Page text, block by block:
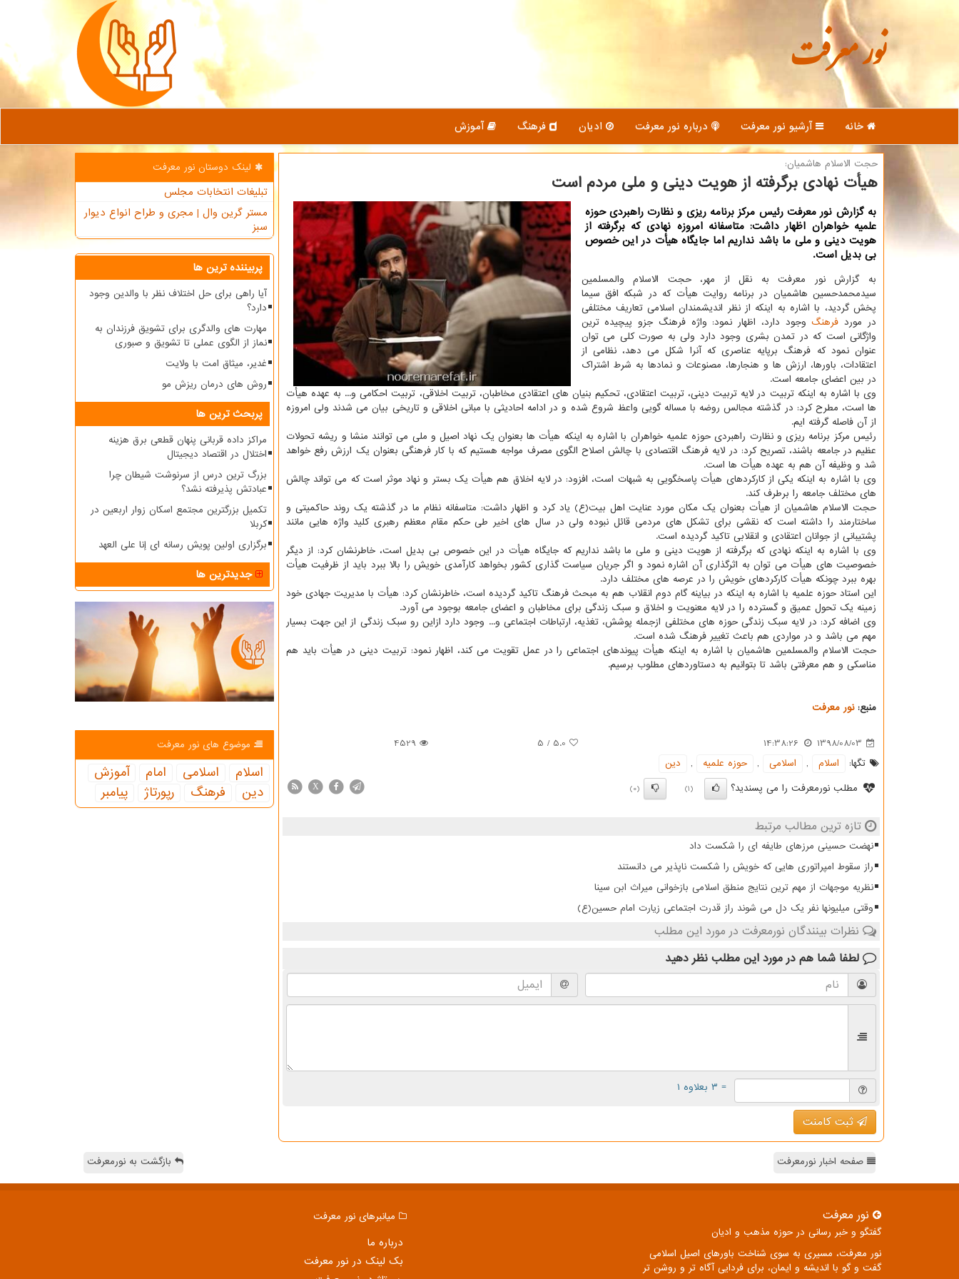
نور معرفت
خانه آرشیو نور معرفت درباره نور معرفت ادیان فرهنگ آموزش
حجت الاسلام هاشمیان:
هیأت نهادی برگرفته از هویت دینی و ملی مردم است
به گزارش نور معرفت رئیس مركز برنامه ریزی و نظارت راهبردی حوزه
علمیه خواهران اظهار داشت: متاسفانه امروزه نهادی كه برگرفته از
هویت دینی و ملی ما باشد نداریم اما جایگاه هیأت در این خصوص
بی بدیل است.
به گزارش نور معرفت به نقل از مهر، حجت الاسلام والمسلمین
سیدمحمدحسین هاشمیان در برنامه روایت هیأت كه در شبكه افق سیما
پخش گردید، با اشاره به اینكه از نظر اندیشمندان اسلامی تعاریف مختلفی
در مورد فرهنگ وجود دارد، اظهار نمود: واژه فرهنگ جزو پیچیده ترین
واژگانی است كه در تمدن بشری وجود دارد ولی به صورت كلی می توان
عنوان نمود كه فرهنگ برپایه عناصری كه آنرا شكل می دهد، نظامی از
اعتقادات، باورها، ارزش ها و هنجارها، مصنوعات و نمادها به شرط اشتراك
در بین اعضای جامعه است.
وی با اشاره به اینكه تربیت در لایه تربیت دینی، تربیت اعتقادی، تحكیم بنیان های اعتقادی مخاطبان، تربیت اخلاقی، تربیت احكامی و... به عهده هیأت
ها است، مطرح كرد: در گذشته مجالس روضه با مساله گویی واعظ شروع شده و در ادامه احادیثی با مبانی اخلاقی و تاریخی بیان می شدند ولی امروزه
از آن فاصله گرفته ایم.
رئیس مركز برنامه ریزی و نظارت راهبردی حوزه علمیه خواهران با اشاره به اینكه هیأت ها بعنوان یك نهاد اصیل و ملی می توانند منشا و ریشه تحولات
عظیم در جامعه باشند، تصریح كرد: در لایه فرهنگ اقتصادی با چالش اصلاح الگوی مصرف مواجه هستیم كه با كار فرهنگی بعنوان یك ارزش رفع خواهد
شد و وظیفه آن هم به عهده هیأت ها است.
وی با اشاره به اینكه یكی از كاركردهای هیأت پاسخگویی به شبهات است، افزود: در لایه اخلاق هم هیأت یك بستر و نهاد موثر است كه می تواند چالش
های مختلف جامعه را برطرف كند.
حجت الاسلام هاشمیان از هیأت بعنوان یك مكان مورد عنایت اهل بیت(ع) یاد كرد و اظهار داشت: متاسفانه نظام ما در گذشته یك روند حاكمیتی و
ساختارمند را داشته است كه نقشی برای تشكل های مردمی قائل نبوده ولی در سال های اخیر طی حكم مقام معظم رهبری كلید واژه هایی مانند
پشتیبانی از جوانان اعتقادی و انقلابی تاكید گردیده است.
وی با اشاره به اینكه نهادی كه برگرفته از هویت دینی و ملی ما باشد نداریم كه جایگاه هیأت در این خصوص بی بدیل است، خاطرنشان كرد: از دیگر
خصوصیت های هیأت می توان به اثرگذاری آن اشاره نمود و اگر جریان سیاست گذاری كشور بخواهد كارآمدی خویش را بالا ببرد باید از ظرفیت هیأت
بهره ببرد چونكه هیأت كاركردهای خویش را در عرصه های مختلف دارد.
این استاد حوزه علمیه با اشاره به اینكه در بیاینه گام دوم انقلاب هم به مبحث فرهنگ تاكید گردیده است، خاطرنشان كرد: هیأت با مدیریت جهادی خود
زمینه یك تحول عمیق و گسترده را در لایه معنویت و اخلاق و سبك زندگی برای مخاطبان و اعضای جامعه بوجود می آورد.
وی اضافه كرد: در لایه سبك زندگی حوزه های مختلفی ازجمله پوشش، تغذیه، ارتباطات اجتماعی و... وجود دارد ازاین رو سبك زندگی از این جهت بسیار
مهم می باشد و در مواردی هم باعث تغییر فرهنگ شده است.
حجت الاسلام والمسلمین هاشمیان با اشاره به اینكه هیأت پیوندهای اجتماعی را در عمل تقویت می كند، اظهار نمود: تربیت دینی در هیأت باید هم
مناسكی و هم معرفتی باشد تا بتوانیم به دستاوردهای مطلوب برسیم.
منبع:نور معرفت
1398/08/03
14:38:26
5.0
/
5
4529
تگها:
اسلام , اسلامی , حوزه علمیه ,
دین
مطلب نورمعرفت را می پسندید؟
(1)
(0)
X
تازه ترین مطالب مرتبط
نهضت حسینی مرزهای طایفه ای را شکست داد
راز سقوط امپراتوری هایی که خویش را شکست ناپذیر می دانستند
نظریه موجهات از مهم ترین نتایج منطق اسلامی بازخوانی میراث ابن سینا
وقتی میلیونها نفر یک دل می شوند راز قدرت اجتماعی زیارت امام حسین(ع)
نظرات بینندگان نورمعرفت در مورد این مطلب
لطفا شما هم در مورد این مطلب نظر دهید
= ۳ بعلاوه ۱
ثبت کامنت
لینک دوستان نور معرفت
تبلیغات انتخابات مجلس
مستر گرین وال | مجری و طراح انواع دیوار
سبز
پربیننده ترین ها
آیا راهی برای حل اختلاف نظر با والدین وجود
دارد؟
مهارت های والدگری برای تشویق فرزندان به
نماز از الگوی عملی تا تشویق و صبوری
غدیر، میثاق امت با ولایت
روش های درمان ریزش مو
پربحث ترین ها
مراکز داده قربانی پنهان قطعی برق هزینه
اختلال در اقتصاد دیجیتال
بزرگ ترین درس از سرنوشت شیطان چرا
عبادتش پذیرفته نشد؟
تکمیل بزرگترین مجتمع اسکان زوار اربعین در
کربلا
برگزاری اولین پویش رسانه ای إنا علی العهد
جدیدترین ها
موضوع های نور معرفت
اسلام اسلامی امام
آموزش
دین
فرهنگ رپورتاژ پیامبر
صفحه اخبار نورمعرفت بازگشت به نورمعرفت
نور معرفت
گفتگو و خبر رسانی در حوزه مذهب و ادیان
نور معرفت، مسیری به سوی شناخت باورهای اصیل اسلامی
گفت و گو با اندیشه و ایمان، برای فردایی آگاه تر و روشن تر
میانبرهای نور معرفت
درباره ما
بک لینک در نور معرفت